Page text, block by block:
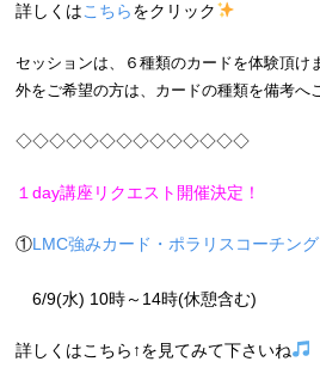
詳しくはこちらをクリック
セッションは、６種類のカードを体験頂け
外をご希望の方は、カードの種類を備考へ
◇◇◇◇◇◇◇◇◇◇◇◇◇◇
１day講座リクエスト開催決定！
①LMC強みカード・ポラリスコーチン
6/9(水) 10時～14時(休憩含む)
詳しくはこちら↑を見てみて下さいね